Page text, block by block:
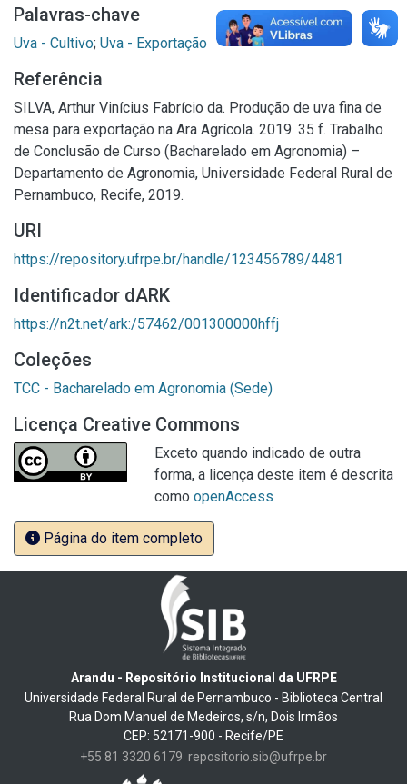
Palavras-chave
Uva - Cultivo; Uva - Exportação
Referência
SILVA, Arthur Vinícius Fabrício da. Produção de uva fina de
mesa para exportação na Ara Agrícola. 2019. 35 f. Trabalho
de Conclusão de Curso (Bacharelado em Agronomia) –
Departamento de Agronomia, Universidade Federal Rural de
Pernambuco, Recife, 2019.
URI
https://repository.ufrpe.br/handle/123456789/4481
Identificador dARK
https://n2t.net/ark:/57462/001300000hffj
Coleções
TCC - Bacharelado em Agronomia (Sede)
Licença Creative Commons
Exceto quando indicado de outra
forma, a licença deste item é descrita
como openAccess
Página do item completo
Arandu - Repositório Institucional da UFRPE
Universidade Federal Rural de Pernambuco - Biblioteca Central
Rua Dom Manuel de Medeiros, s/n, Dois Irmãos
CEP: 52171-900 - Recife/PE
+55 81 3320 6179 repositorio.sib@ufrpe.br